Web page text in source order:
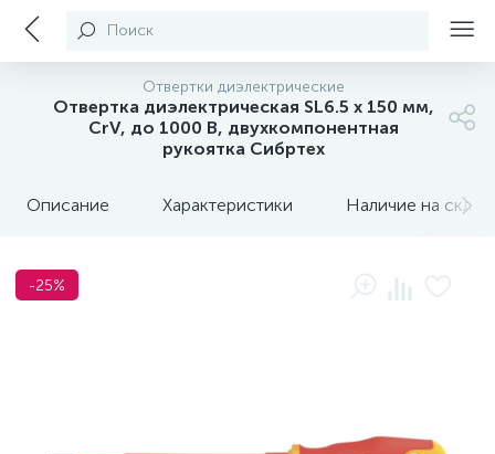
Поиск
Отвертки диэлектрические
Отвертка диэлектрическая SL6.5 х 150 мм,
CrV, до 1000 В, двухкомпонентная
рукоятка Сибртех
Описание Характеристики Наличие на
-25%